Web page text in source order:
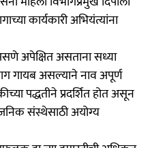
कार्यकारी अभियंत्यांना
अपेक्षित असताना सध्या
गायब असल्याने नाव अपूर्ण
पद्धतीने प्रदर्शित होत असून
संस्थेसाठी अयोग्य